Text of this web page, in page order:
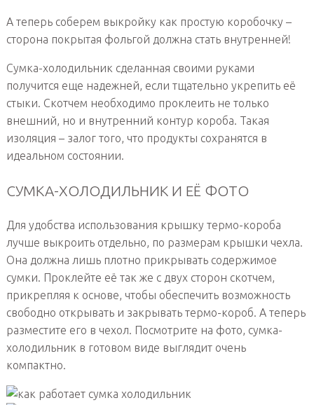
А теперь соберем выкройку как простую коробочку –
сторона покрытая фольгой должна стать внутренней!
Сумка-холодильник сделанная своими руками
получится еще надежней, если тщательно укрепить её
стыки. Скотчем необходимо проклеить не только
внешний, но и внутренний контур короба. Такая
изоляция – залог того, что продукты сохранятся в
идеальном состоянии.
СУМКА-ХОЛОДИЛЬНИК И ЕЁ ФОТО
Для удобства использования крышку термо-короба
лучше выкроить отдельно, по размерам крышки чехла.
Она должна лишь плотно прикрывать содержимое
сумки. Проклейте её так же с двух сторон скотчем,
прикрепляя к основе, чтобы обеспечить возможность
свободно открывать и закрывать термо-короб. А теперь
разместите его в чехол. Посмотрите на фото, сумка-
холодильник в готовом виде выглядит очень
компактно.